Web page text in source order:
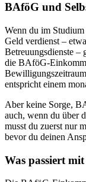
BAföG und
Wenn du im Studium
Geld verdienst –
Betreuungsdienste –
die BAföG-
entspricht einem
Aber keine Sorge,
auch, wenn du über
musst du zuerst nur
bevor du deinen
Was passiert